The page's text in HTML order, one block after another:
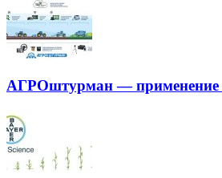
АГРОштурман — применение